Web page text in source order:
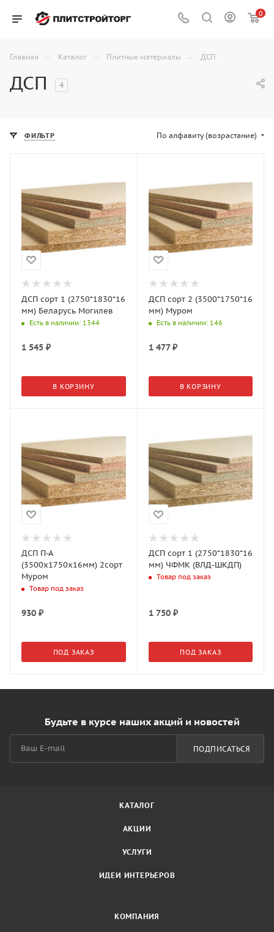
0
Главная — Каталог — Плитные материалы — ДСП
ДСП 4
ФИЛЬТР По алфавиту (возрастание)
ДСП сорт 1 (2750*1830*16
мм) Беларусь Могилев
Есть в наличии: 1344
1 545 ₽
В КОРЗИНУ
ДСП сорт 2 (3500*1750*16
мм) Муром
Есть в наличии: 146
1 477₽
В КОРЗИНУ
ДСП П-А
(3500х1750х16мм) 2сорт
Муром
Товар под заказ
930 ₽
ПОД ЗАКАЗ
ДСП сорт 1 (2750*1830*16
мм) ЧФМК (ВЛД-ШКДП)
Товар под заказ
1 750₽
ПОД ЗАКАЗ
Будьте в курсе наших акций и новостей
ПОДПИСАТЬСЯ
КАТАЛОГ
АКЦИИ
УСЛУГИ
ИДЕИ ИНТЕРЬЕРОВ
КОМПАНИЯ